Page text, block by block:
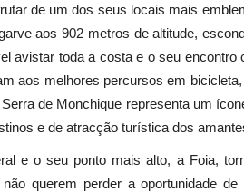
de um dos seus locais mais
aos 902 metros de altitude,
avistar toda a costa e o seu encontro
aos melhores percursos em
de Monchique representa um
e de atracção turística dos
e o seu ponto mais alto, a Foia,
querem perder a oportunidade